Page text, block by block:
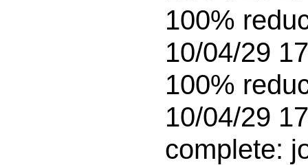
100%
10/04/29
100%
10/04/29
complete: